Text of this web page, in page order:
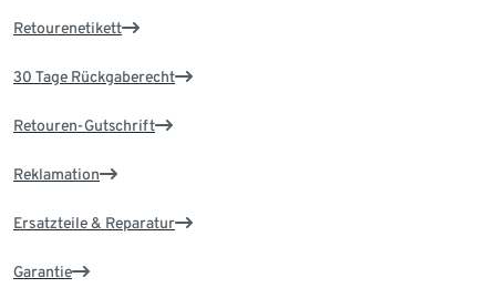
Retourenetikett
30 Tage Rückgaberecht
Retouren-Gutschrift
Reklamation
Ersatzteile & Reparatur
Garantie